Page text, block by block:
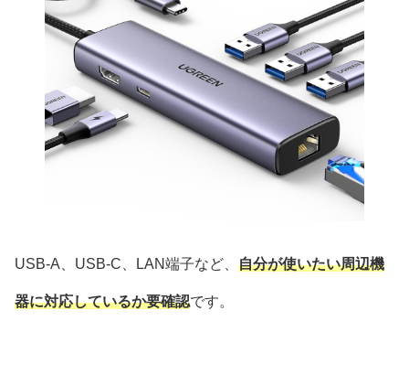
USB-A、USB-C、LAN端子など、 自分が使いたい周辺機
器に対応しているか要確認です。